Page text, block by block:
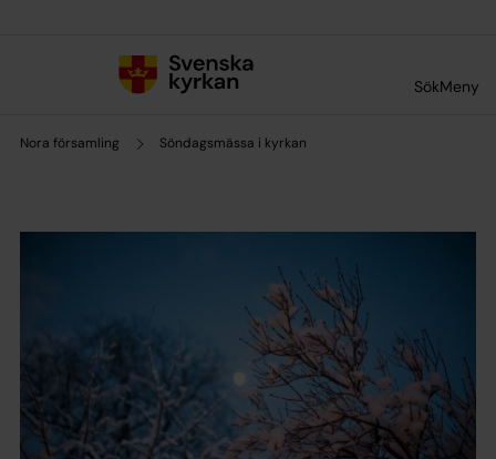
SökMeny
Nora församling Söndagsmässa i kyrkan